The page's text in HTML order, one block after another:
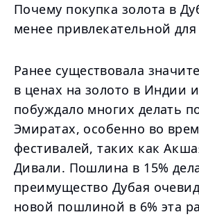
Почему покупка золота в
менее привлекательной
Ранее существовала
в ценах на золото в Индии
побуждало многих делать
Эмиратах, особенно во
фестивалей, таких как
Дивали. Пошлина в 15%
преимущество Дубая
новой пошлиной в 6% эта